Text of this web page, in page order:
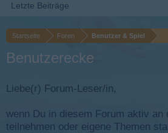
Startseite Foren Benutzer & Spiel
Benutzerecke
Liebe(r) Forum-Leser/in,
wenn Du in diesem Forum aktiv an
teilnehmen oder eigene Themen
Letzte Beiträge